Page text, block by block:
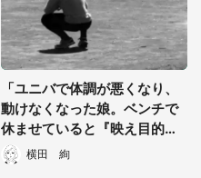
「ユニバで体調が悪くなり、
動けなくなった娘。ベンチで
休ませていると『映え目的』
っぽい女子高生が...」（愛知
県・30代男性）
横田 絢